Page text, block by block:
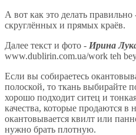
А вот как это делать правильно
скруглённых и прямых краёв.
Далее текст и фото - Ирина
www.dublirin.com.ua/work teh
Если вы собираетесь
полоской, то ткань выбирайте
хорошо подходит ситец и
качества, которые продаются в
окантовывается квилт или
нужно брать плотную.